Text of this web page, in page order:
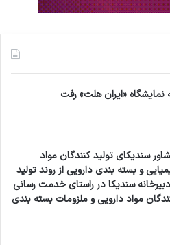
نمایشگاه «ایران هلث» رفت
سندیکای تولید کنندگان مواد
و بسته بندی دارویی از روند تولید
سندیکا در راستای خدمت رسانی
مواد دارویی و ملزومات بسته بندی